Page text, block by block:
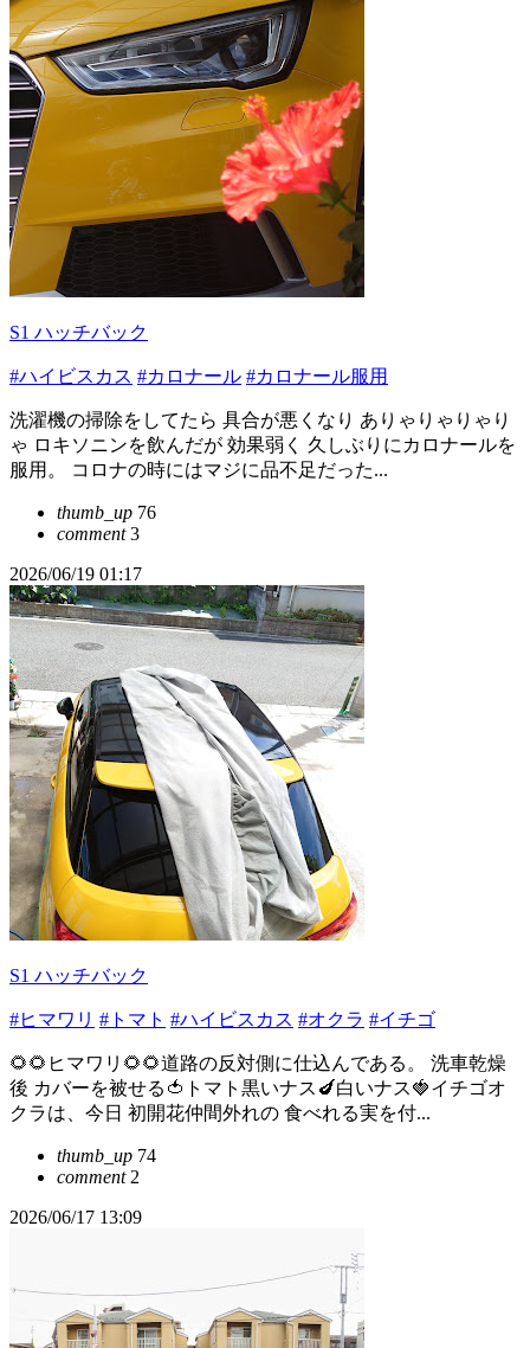
S1 ハッチバック
#ハイビスカス #カロナール #カロナール服用
洗濯機の掃除をしてたら 具合が悪くなり ありゃりゃりゃり
ゃ ロキソニンを飲んだが 効果弱く 久しぶりにカロナールを
服用。 コロナの時にはマジに品不足だった...
thumb_up 76
comment3
2026/06/19 01:17
S1 ハッチバック
#ヒマワリ #トマト #ハイビスカス #オクラ #イチゴ
🌻🌻ヒマワリ🌻🌻道路の反対側に仕込んである。 洗車乾燥
後 カバーを被せる🍅トマト黒いナス🍆白いナス🍓イチゴオ
クラは、今日 初開花仲間外れの 食べれる実を付...
thumb_up 74
comment2
2026/06/17 13:09